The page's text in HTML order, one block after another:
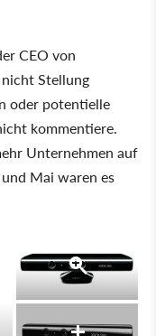
CEO von
nicht Stellung
oder potentielle
kommentiere.
Unternehmen auf
Mai waren es